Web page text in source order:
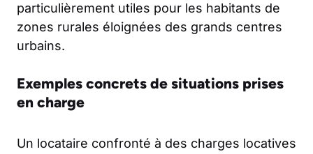
particulièrement utiles pour les habitants de
zones rurales éloignées des grands centres
urbains.
Exemples concrets de situations prises
en charge
Un locataire confronté à des charges locatives